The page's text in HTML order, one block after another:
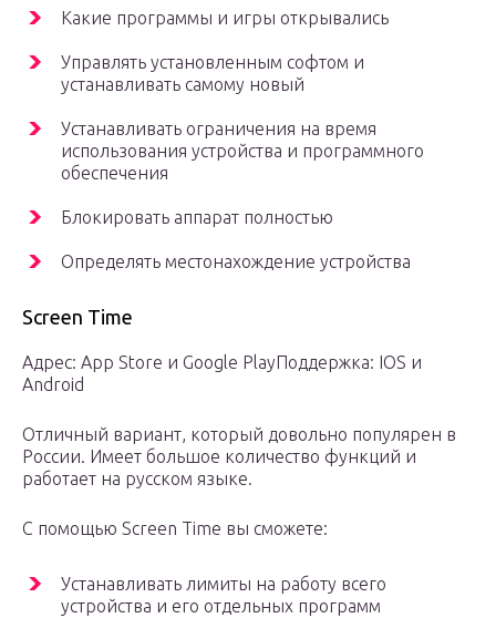
Какие программы и игры открывались
Управлять установленным софтом и
устанавливать самому новый
Устанавливать ограничения на время
использования устройства и программного
обеспечения
Блокировать аппарат полностью
Определять местонахождение устройства
Screen Time
Адрес: App Store и Google PlayПоддержка: IOS и
Android
Отличный вариант, который довольно популярен в
России. Имеет большое количество функций и
работает на русском языке.
С помощью Screen Time вы сможете:
Устанавливать лимиты на работу всего
устройства и его отдельных программ